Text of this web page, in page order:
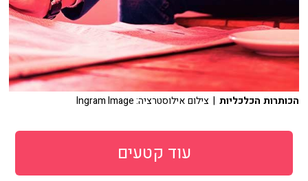
הכותרות הכלכליות | צילום אילוסטרציה: Ingram Image
עוד קטעים